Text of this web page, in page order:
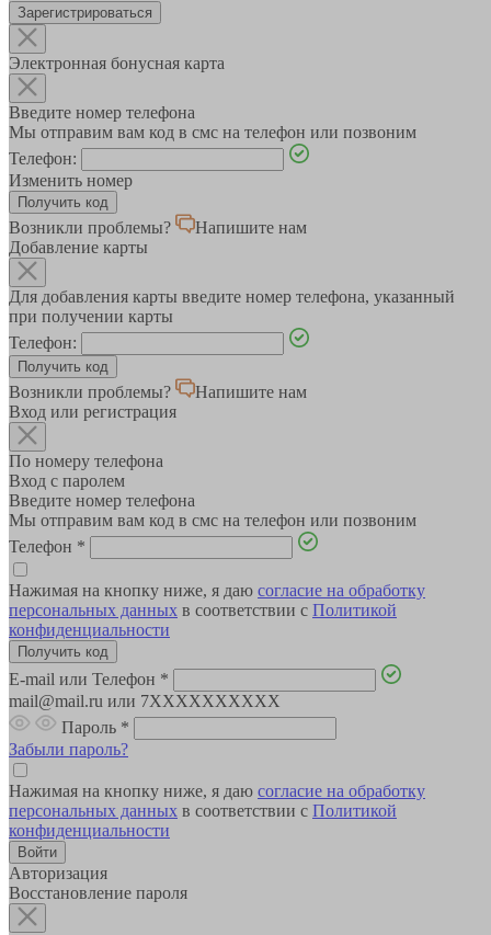
Зарегистрироваться
Электронная бонусная карта
Введите номер телефона
Мы отправим вам код в смс на телефон или позвоним
Телефон:
Изменить номер
Возникли проблемы?
Напишите нам
Добавление карты
Для добавления карты введите номер телефона, указанный
при получении карты
Телефон:
Возникли проблемы?
Напишите нам
Вход или регистрация
По номеру телефона
Вход с паролем
Введите номер телефона
Мы отправим вам код в смс на телефон или позвоним
Телефон *
Нажимая на кнопку ниже, я даю согласие на обработку
персональных данных в соответствии с Политикой
конфиденциальности
E-mail или Телефон *
mail@mail.ru или 7XXXXXXXXXX
Пароль *
Забыли пароль?
Нажимая на кнопку ниже, я даю согласие на обработку
персональных данных в соответствии с Политикой
конфиденциальности
Авторизация
Восстановление пароля